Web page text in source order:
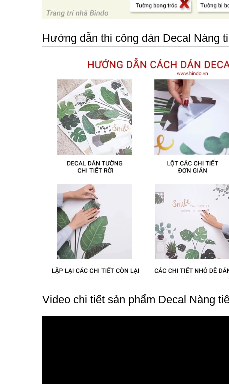
Hướng dẫn thi công dán Decal Nàng
Video chi tiết sản phẩm Decal Nàng